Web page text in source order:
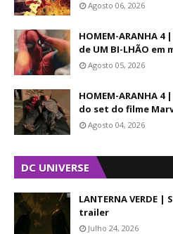
Agosto 06, 2026
HOMEM-ARANHA
de UM BI-LHÃO em
Agosto 05, 2026
HOMEM-ARANHA
do set do filme
Agosto 04, 2026
DC UNIVERSE
LANTERNA VERDE
trailer
Julho 24, 2026